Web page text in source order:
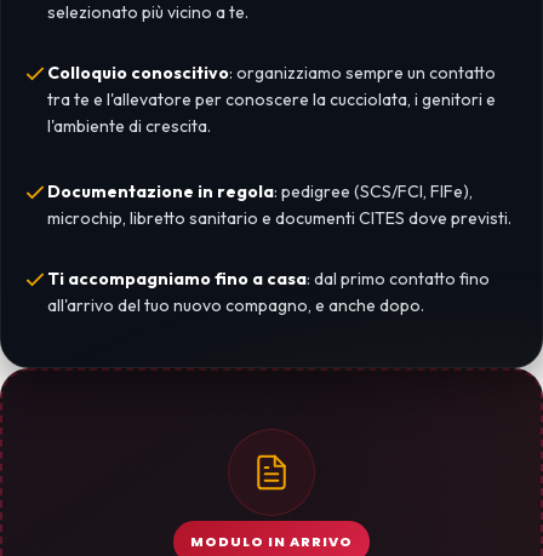
selezionato più vicino a te.
Colloquio conoscitivo: organizziamo sempre un contatto
tra te e l'allevatore per conoscere la cucciolata, i genitori e
l'ambiente di crescita.
Documentazione in regola: pedigree (SCS/FCI, FIFe),
microchip, libretto sanitario e documenti CITES dove previsti.
Ti accompagniamo fino a casa: dal primo contatto fino
all'arrivo del tuo nuovo compagno, e anche dopo.
MODULO IN ARRIVO